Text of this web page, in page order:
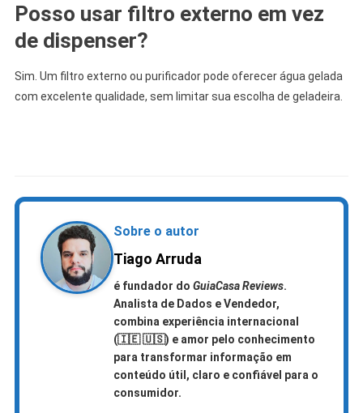
Posso usar filtro externo em vez
de dispenser?
Sim. Um filtro externo ou purificador pode oferecer água gelada
com excelente qualidade, sem limitar sua escolha de geladeira.
Sobre o autor
Tiago Arruda
é fundador do GuiaCasa Reviews.
Analista de Dados e Vendedor,
combina experiência internacional
(🇮🇪 🇺🇸) e amor pelo conhecimento
para transformar informação em
conteúdo útil, claro e confiável para o
consumidor.